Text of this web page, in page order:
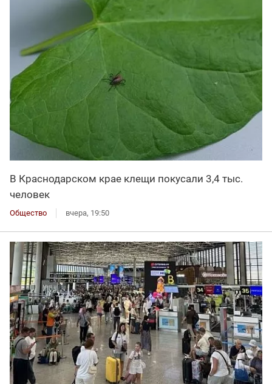
В Краснодарском крае клещи покусали 3,4 тыс.
человек
Общество вчера, 19:50